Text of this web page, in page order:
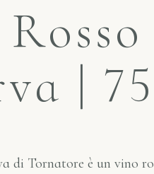
|
di Tornatore è un vino